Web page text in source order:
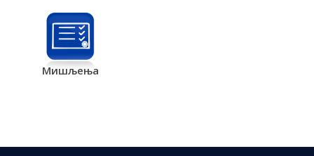
Мишљења